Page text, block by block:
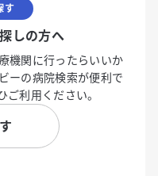
す
しの方へ
機関に行ったらいいか
ーの病院検索が便利で
ご利用ください。